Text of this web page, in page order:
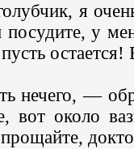
я
посудите, у
нечего, —
вот около